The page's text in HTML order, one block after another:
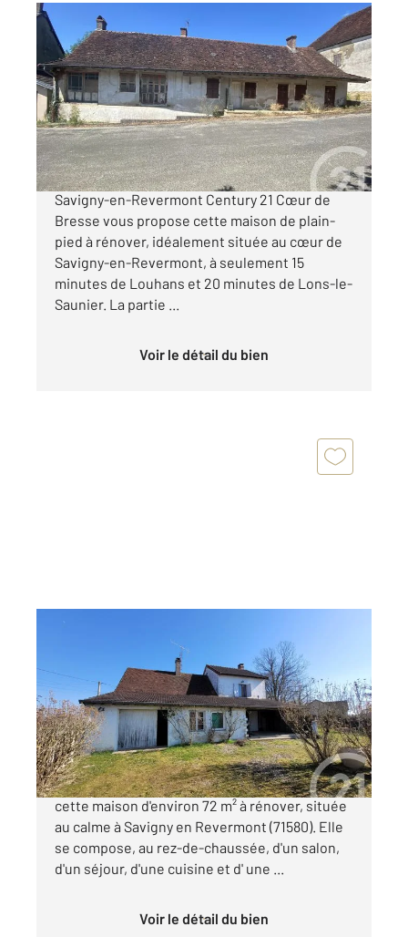
SAVIGNY EN REVERMONT 71
86,25 m2, 5 pièces
Ref : 2478
Maison à vendre
69 000 €
Maison de plain-pied à rénover Centre de
Savigny-en-Revermont Century 21 Cœur de
Bresse vous propose cette maison de plain-
pied à rénover, idéalement située au cœur de
Savigny-en-Revermont, à seulement 15
minutes de Louhans et 20 minutes de Lons-le-
Saunier. La partie ...
Voir le détail du bien
Maison à vendre
75 000 €
Century 21 Cœur de Bresse vous propose
cette maison d'environ 72 m² à rénover, située
au calme à Savigny en Revermont (71580). Elle
se compose, au rez-de-chaussée, d'un salon,
d'un séjour, d'une cuisine et d' une ...
Voir le détail du bien